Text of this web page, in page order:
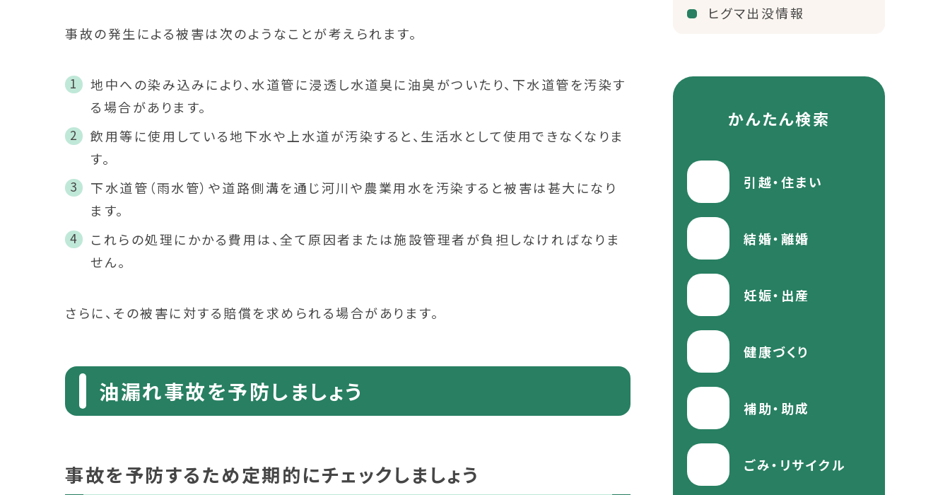
事故の発生による被害は次のようなことが考えられます。
地中への染み込みにより、水道管に浸透し水道臭に油臭がついたり、下水道管を汚染す
る場合があります。
飲用等に使用している地下水や上水道が汚染すると、生活水として使用できなくなりま
す。
下水道管（雨水管）や道路側溝を通じ河川や農業用水を汚染すると被害は甚大になり
ます。
これらの処理にかかる費用は、全て原因者または施設管理者が負担しなければなりま
せん。
さらに、その被害に対する賠償を求められる場合があります。
油漏れ事故を予防しましょう
事故を予防するため定期的にチェックしましょう
ヒグマ出没情報
かんたん検索
引越・住まい
結婚・離婚
妊娠・出産
健康づくり
補助・助成
ごみ・リサイクル